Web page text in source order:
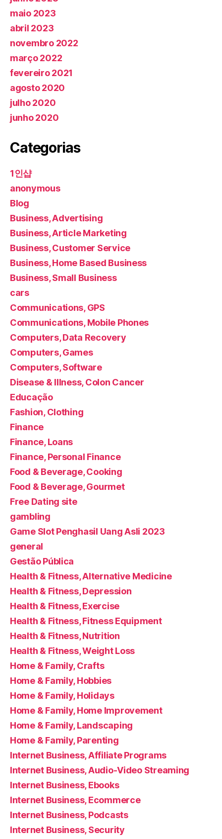
maio 2023
abril 2023
novembro 2022
março 2022
fevereiro 2021
agosto 2020
julho 2020
junho 2020
Categorias
1인샵
anonymous
Blog
Business, Advertising
Business, Article Marketing
Business, Customer Service
Business, Home Based Business
Business, Small Business
cars
Communications, GPS
Communications, Mobile Phones
Computers, Data Recovery
Computers, Games
Computers, Software
Disease & Illness, Colon Cancer
Educação
Fashion, Clothing
Finance
Finance, Loans
Finance, Personal Finance
Food & Beverage, Cooking
Food & Beverage, Gourmet
Free Dating site
gambling
Game Slot Penghasil Uang Asli 2023
general
Gestão Pública
Health & Fitness, Alternative Medicine
Health & Fitness, Depression
Health & Fitness, Exercise
Health & Fitness, Fitness Equipment
Health & Fitness, Nutrition
Health & Fitness, Weight Loss
Home & Family, Crafts
Home & Family, Hobbies
Home & Family, Holidays
Home & Family, Home Improvement
Home & Family, Landscaping
Home & Family, Parenting
Internet Business, Affiliate Programs
Internet Business, Audio-Video Streaming
Internet Business, Ebooks
Internet Business, Ecommerce
Internet Business, Podcasts
Internet Business, Security